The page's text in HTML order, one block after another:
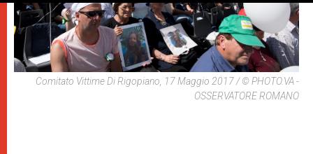
Comitato Vittime Di Rigopiano, 17 Maggio 2017 / © PHOTO.VA -
OSSERVATORE ROMANO